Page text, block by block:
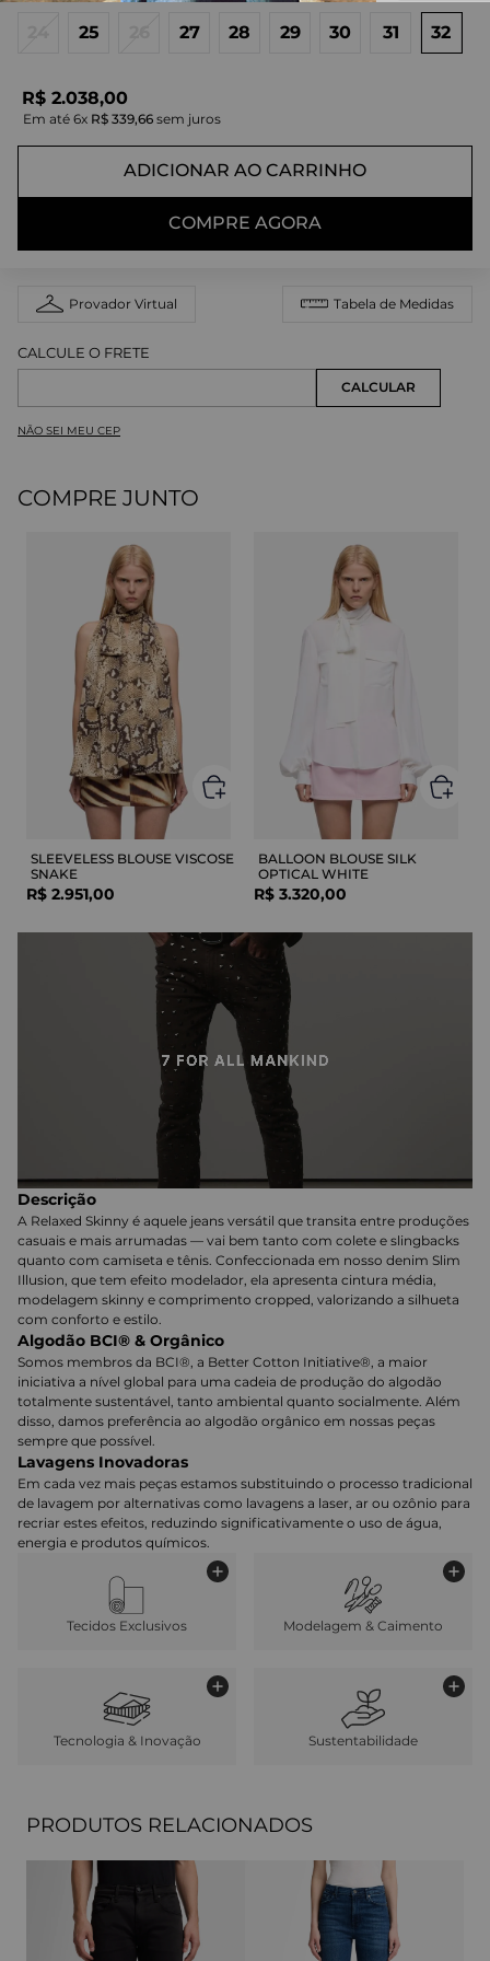
25 27 28 29 30 31 32
R$ 2.038,00
Em até 6x R$ 339,66 sem juros
ADICIONAR AO CARRINHO
COMPRE AGORA
Provador Virtual Tabela de Medidas
NÃO SEI MEU CEP
COMPRE JUNTO
SLEEVELESS BLOUSE VISCOSE
SNAKE
R$ 2.951,00
BALLOON BLOUSE SILK
OPTICAL WHITE
R$ 3.320,00
Descrição
A Relaxed Skinny é aquele jeans versátil que transita entre produções
casuais e mais arrumadas — vai bem tanto com colete e slingbacks
quanto com camiseta e tênis. Confeccionada em nosso denim Slim
Illusion, que tem efeito modelador, ela apresenta cintura média,
modelagem skinny e comprimento cropped, valorizando a silhueta
com conforto e estilo.
Algodão BCI® & Orgânico
Somos membros da BCI®, a Better Cotton Initiative®, a maior
iniciativa a nível global para uma cadeia de produção do algodão
totalmente sustentável, tanto ambiental quanto socialmente. Além
disso, damos preferência ao algodão orgânico em nossas peças
sempre que possível.
Lavagens Inovadoras
Em cada vez mais peças estamos substituindo o processo tradicional
de lavagem por alternativas como lavagens a laser, ar ou ozônio para
recriar estes efeitos, reduzindo significativamente o uso de água,
energia e produtos químicos.
Tecidos Exclusivos Modelagem & Caimento
Tecnologia & Inovação Sustentabilidade
PRODUTOS RELACIONADOS